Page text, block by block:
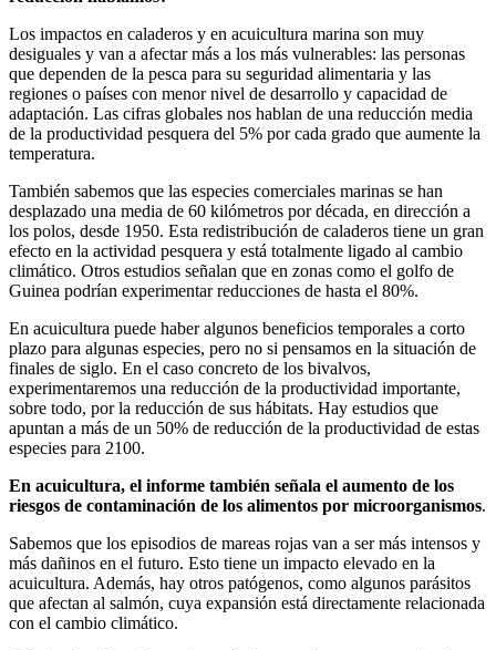
Los impactos en caladeros y en acuicultura marina son muy
desiguales y van a afectar más a los más vulnerables: las personas
que dependen de la pesca para su seguridad alimentaria y las
regiones o países con menor nivel de desarrollo y capacidad de
adaptación. Las cifras globales nos hablan de una reducción media
de la productividad pesquera del 5% por cada grado que aumente la
temperatura.
También sabemos que las especies comerciales marinas se han
desplazado una media de 60 kilómetros por década, en dirección a
los polos, desde 1950. Esta redistribución de caladeros tiene un gran
efecto en la actividad pesquera y está totalmente ligado al cambio
climático. Otros estudios señalan que en zonas como el golfo de
Guinea podrían experimentar reducciones de hasta el 80%.
En acuicultura puede haber algunos beneficios temporales a corto
plazo para algunas especies, pero no si pensamos en la situación de
finales de siglo. En el caso concreto de los bivalvos,
experimentaremos una reducción de la productividad importante,
sobre todo, por la reducción de sus hábitats. Hay estudios que
apuntan a más de un 50% de reducción de la productividad de estas
especies para 2100.
En acuicultura, el informe también señala el aumento de los
riesgos de contaminación de los alimentos por microorganismos.
Sabemos que los episodios de mareas rojas van a ser más intensos y
más dañinos en el futuro. Esto tiene un impacto elevado en la
acuicultura. Además, hay otros patógenos, como algunos parásitos
que afectan al salmón, cuya expansión está directamente relacionada
con el cambio climático.